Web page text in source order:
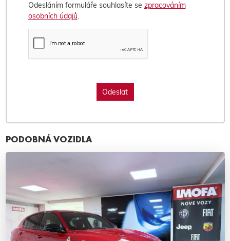
Odesláním formuláře souhlasíte se zpracováním
osobních údajů.
PODOBNÁ VOZIDLA